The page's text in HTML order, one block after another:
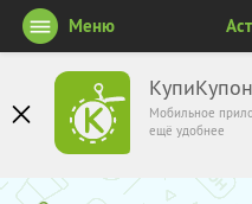
КупиКупон
Мобильное
ещё удобнее
Меню